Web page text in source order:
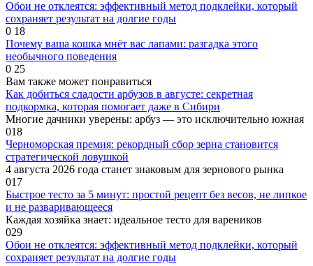
Обои не отклеятся: эффективный метод подклейки, который
сохраняет результат на долгие годы
0 18
Почему ваша кошка мнёт вас лапами: разгадка этого
необычного поведения
0 25
Вам также может понравиться
Как добиться сладости арбузов в августе: секретная
подкормка, которая помогает даже в Сибири
Многие дачники уверены: арбуз — это исключительно южная
018
Черноморская премия: рекордный сбор зерна становится
стратегической ловушкой
4 августа 2026 года станет знаковым для зернового рынка
017
Быстрое тесто за 5 минут: простой рецепт без весов, не липкое
и не разваривающееся
Каждая хозяйка знает: идеальное тесто для вареников
029
Обои не отклеятся: эффективный метод подклейки, который
сохраняет результат на долгие годы